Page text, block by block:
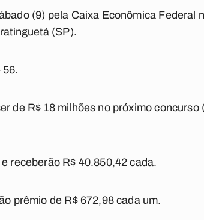
(9) pela Caixa Econômica Federal
(SP).
56.
de R$ 18 milhões no próximo concurso
receberão R$ 40.850,42 cada.
prêmio de R$ 672,98 cada um.